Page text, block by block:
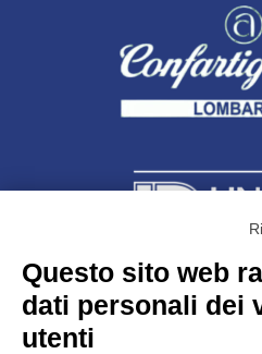
Unidata s.r.lcon
Largo dell’Artigianato,
Questo sito web
dati personali dei
utenti